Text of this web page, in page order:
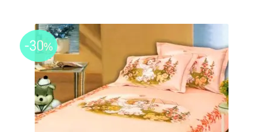
-30%